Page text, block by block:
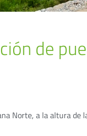
de
Norte, a la altura de